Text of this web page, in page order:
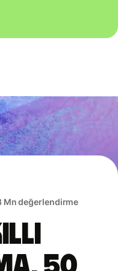
Mn değerlendirme